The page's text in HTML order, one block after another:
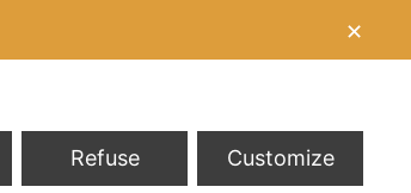
✕
Refuse Customize